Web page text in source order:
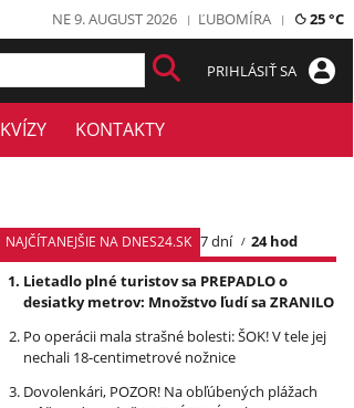
NE 9. AUGUST 2026 ĽUBOMÍRA 25 °C
PRIHLÁSIŤ SA
KVÍZY KONTAKTY
NAJČÍTANEJŠIE NA DNES24.SK 7 dní
24 hod
Lietadlo plné turistov sa PREPADLO o
desiatky metrov: Množstvo ľudí sa ZRANILO
Po operácii mala strašné bolesti: ŠOK! V tele jej
nechali 18-centimetrové nožnice
Dovolenkári, POZOR! Na obľúbených plážach